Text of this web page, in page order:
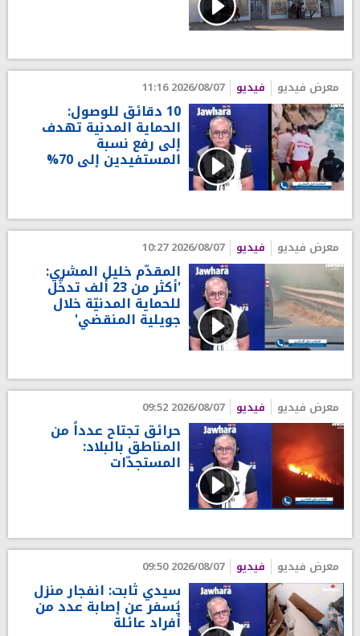
معرض فيديو فيديو 2026/08/07 11:16
10 دقائق للوصول:
الحماية المدنية تهدف
إلى رفع نسبة
المستفيدين إلى 70%
معرض فيديو فيديو 2026/08/07 10:27
المقدّم خليل المشري:
'أكثر من 23 ألف تدخّل
للحماية المدنيّة خلال
جويلية المنقضي'
معرض فيديو فيديو 2026/08/07 09:52
حرائق تجتاح عدداً من
المناطق بالبلاد:
المستجدّات
معرض فيديو فيديو 2026/08/07 09:50
سيدي ثابت: انفجار منزل
يُسفر عن إصابة عدد من
أفراد عائلة